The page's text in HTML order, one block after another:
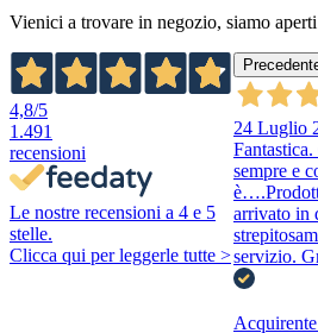
Vienici a trovare in negozio, siamo
4,8/5
1.491
recensioni
Le nostre recensioni a 4 e 5
stelle.
Clicca qui per leggerle tutte >
24 Luglio
sempre e
arrivato in
servizio.